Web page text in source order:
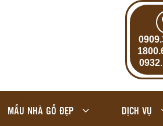
MẪU NHÀ GỖ ĐẸP DỊCH VỤ